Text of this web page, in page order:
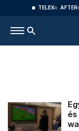
TELEX AFTER
és